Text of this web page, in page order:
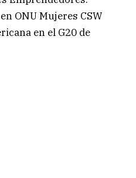
ONU Mujeres CSW
en el G20 de